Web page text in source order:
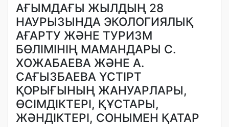
АҒЫМДАҒЫ ЖЫЛДЫҢ 28
НАУРЫЗЫНДА ЭКОЛОГИЯЛЫҚ
АҒАРТУ ЖӘНЕ ТУРИЗМ
БӨЛІМІНІҢ МАМАНДАРЫ С.
ХОЖАБАЕВА ЖӘНЕ А.
САҒЫЗБАЕВА ҮСТІРТ
ҚОРЫҒЫНЫҢ ЖАНУАРЛАРЫ,
ӨСІМДІКТЕРІ, ҚҰСТАРЫ,
ЖӘНДІКТЕРІ, СОНЫМЕН ҚАТАР